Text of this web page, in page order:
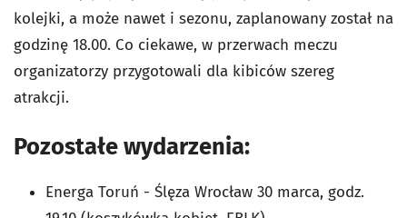
kolejki, a może nawet i sezonu, zaplanowany został na
godzinę 18.00. Co ciekawe, w przerwach meczu
organizatorzy przygotowali dla kibiców szereg
atrakcji.
Pozostałe wydarzenia:
Energa Toruń - Ślęza Wrocław 30 marca, godz.